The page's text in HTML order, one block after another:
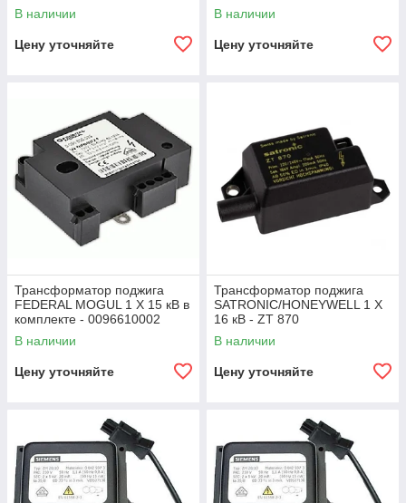
В наличии
Цену уточняйте
В наличии
Цену уточняйте
Трансформатор поджига
FEDERAL MOGUL 1 X 15 кВ в
комплекте - 0096610002
В наличии
Цену уточняйте
Трансформатор поджига
SATRONIC/HONEYWELL 1 X
16 кВ - ZT 870
В наличии
Цену уточняйте